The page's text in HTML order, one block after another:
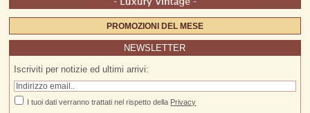
PROMOZIONI DEL MESE
NEWSLETTER
Iscriviti per notizie ed ultimi arrivi:
I tuoi dati verranno trattati nel rispetto della Privacy